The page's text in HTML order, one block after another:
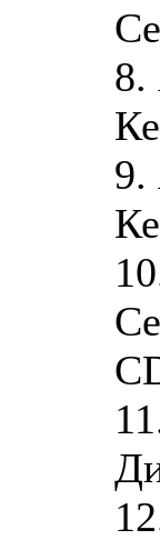
8.
9.